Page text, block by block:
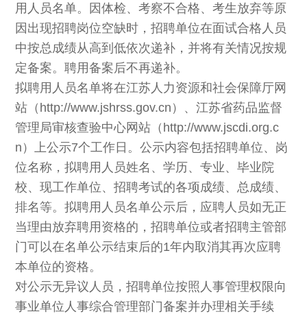
用人员名单。因体检、考察不合格、考生放弃等原
因出现招聘岗位空缺时，招聘单位在面试合格人员
中按总成绩从高到低依次递补，并将有关情况按规
定备案。聘用备案后不再递补。
拟聘用人员名单将在江苏人力资源和社会保障厅网
站（http://www.jshrss.gov.cn）、江苏省药品监督
管理局审核查验中心网站（http://www.jscdi.org.c
n）上公示7个工作日。公示内容包括招聘单位、岗
位名称，拟聘用人员姓名、学历、专业、毕业院
校、现工作单位、招聘考试的各项成绩、总成绩、
排名等。拟聘用人员名单公示后，应聘人员如无正
当理由放弃聘用资格的，招聘单位或者招聘主管部
门可以在名单公示结束后的1年内取消其再次应聘
本单位的资格。
对公示无异议人员，招聘单位按照人事管理权限向
事业单位人事综合管理部门备案并办理相关手续